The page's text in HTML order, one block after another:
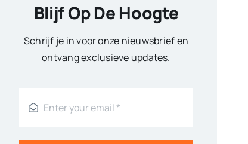
Blijf Op De Hoogte
Schrijf je in voor onze nieuwsbrief en
ontvang exclusieve updates.